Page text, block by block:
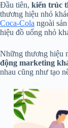
Đầu tiên, kiến trúc
thương hiệu nhỏ
Coca-Cola ngoài
hiệu đồ uống nhỏ
Những thương hiệu
động marketing
nhau cũng như tạo